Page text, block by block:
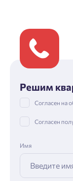
Решим
Согласен на
Согласен
Имя